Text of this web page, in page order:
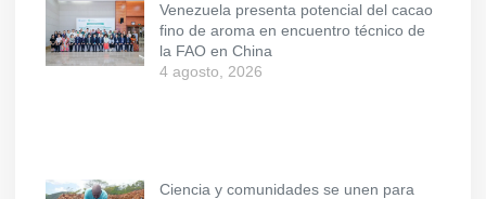
Venezuela presenta potencial del cacao
fino de aroma en encuentro técnico de
la FAO en China
4 agosto, 2026
Ciencia y comunidades se unen para